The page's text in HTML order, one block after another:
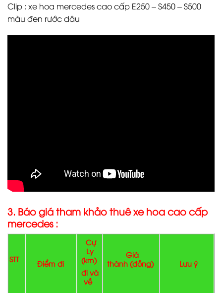
Clip : xe hoa mercedes cao cấp E250 – S450 – S500
màu đen rước dâu
3. Báo giá tham khảo thuê xe hoa cao cấp
mercedes :
STT Điểm đi
Cự
Ly
(km)
đi và
về
Giá
thành (đồng) Lưu ý